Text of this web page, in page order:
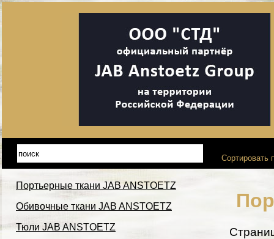
Портьерные ткани JAB ANSTOETZ
Обивочные ткани JAB ANSTOETZ
Тюли JAB ANSTOETZ
Сортировать